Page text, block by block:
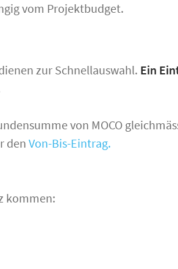
vom Projektbudget.
zur Schnellauswahl. Ein
von MOCO
denVon-Bis-Eintrag.
kommen: